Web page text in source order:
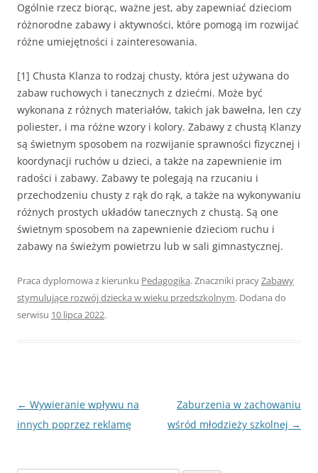
Ogólnie rzecz biorąc, ważne jest, aby zapewniać dzieciom
różnorodne zabawy i aktywności, które pomogą im rozwijać
różne umiejętności i zainteresowania.
[1] Chusta Klanza to rodzaj chusty, która jest używana do
zabaw ruchowych i tanecznych z dziećmi. Może być
wykonana z różnych materiałów, takich jak bawełna, len czy
poliester, i ma różne wzory i kolory. Zabawy z chustą Klanzy
są świetnym sposobem na rozwijanie sprawności fizycznej i
koordynacji ruchów u dzieci, a także na zapewnienie im
radości i zabawy. Zabawy te polegają na rzucaniu i
przechodzeniu chusty z rąk do rąk, a także na wykonywaniu
różnych prostych układów tanecznych z chustą. Są one
świetnym sposobem na zapewnienie dzieciom ruchu i
zabawy na świeżym powietrzu lub w sali gimnastycznej.
Praca dyplomowa z kierunku Pedagogika. Znaczniki pracyZabawy
stymulujące rozwój dziecka w wieku przedszkolnym. Dodana do
serwisu 10 lipca 2022.
Nawigacja
wpisu
← Wywieranie wpływu na
innych poprzez reklamę
Zaburzenia w zachowaniu
wśród młodzieży szkolnej →